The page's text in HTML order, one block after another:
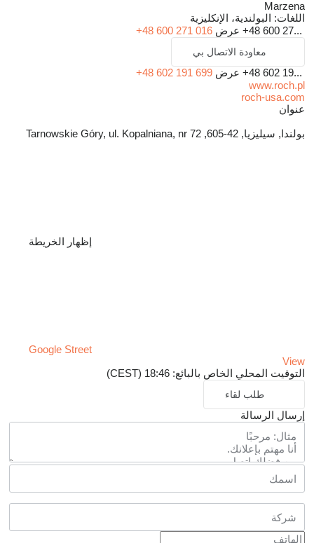
Marzena
اللغات: البولندية، الإنكليزية
+48 600 27... عرض +48 600 271 016
معاودة الاتصال بي
+48 602 19... عرض +48 602 191 699
www.roch.pl
roch-usa.com
عنوان
بولندا, سيليزيا, 42-605, Tarnowskie Góry, ul. Kopalniana, nr 72
إظهار الخريطة
Google Street
View
التوقيت المحلي الخاص بالبائع: 18:46 (CEST)
طلب لقاء
إرسال الرسالة